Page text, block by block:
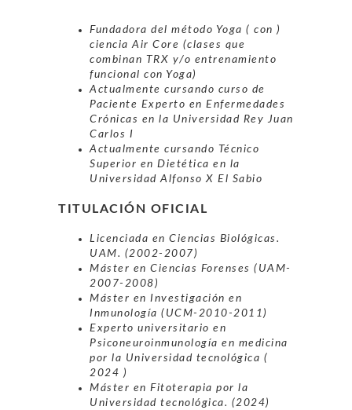
Fundadora del método Yoga ( con )
ciencia Air Core (clases que
combinan TRX y/o entrenamiento
funcional con Yoga)
Actualmente cursando curso de
Paciente Experto en Enfermedades
Crónicas en la Universidad Rey Juan
Carlos I
Actualmente cursando Técnico
Superior en Dietética en la
Universidad Alfonso X El Sabio
TITULACIÓN OFICIAL
Licenciada en Ciencias Biológicas.
UAM. (2002-2007)
Máster en Ciencias Forenses (UAM-
2007-2008)
Máster en Investigación en
Inmunología (UCM-2010-2011)
Experto universitario en
Psiconeuroinmunología en medicina
por la Universidad tecnológica (
2024 )
Máster en Fitoterapia por la
Universidad tecnológica. (2024)